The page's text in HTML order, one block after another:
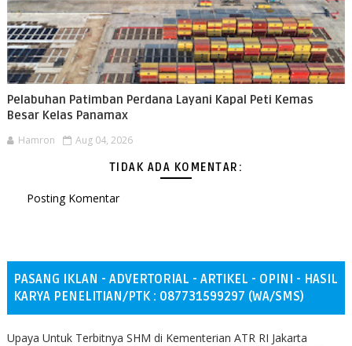
Pelabuhan Patimban Perdana Layani Kapal Peti Kemas
Besar Kelas Panamax
Hamron Aug 04, 2026
TIDAK ADA KOMENTAR:
Posting Komentar
PASANG IKLAN - ADVERTORIAL - ARTIKEL - OPINI - HASIL
KARYA PENELITIAN/PTK : 087731599297 (WA/SMS)
Upaya Untuk Terbitnya SHM di Kementerian ATR RI Jakarta